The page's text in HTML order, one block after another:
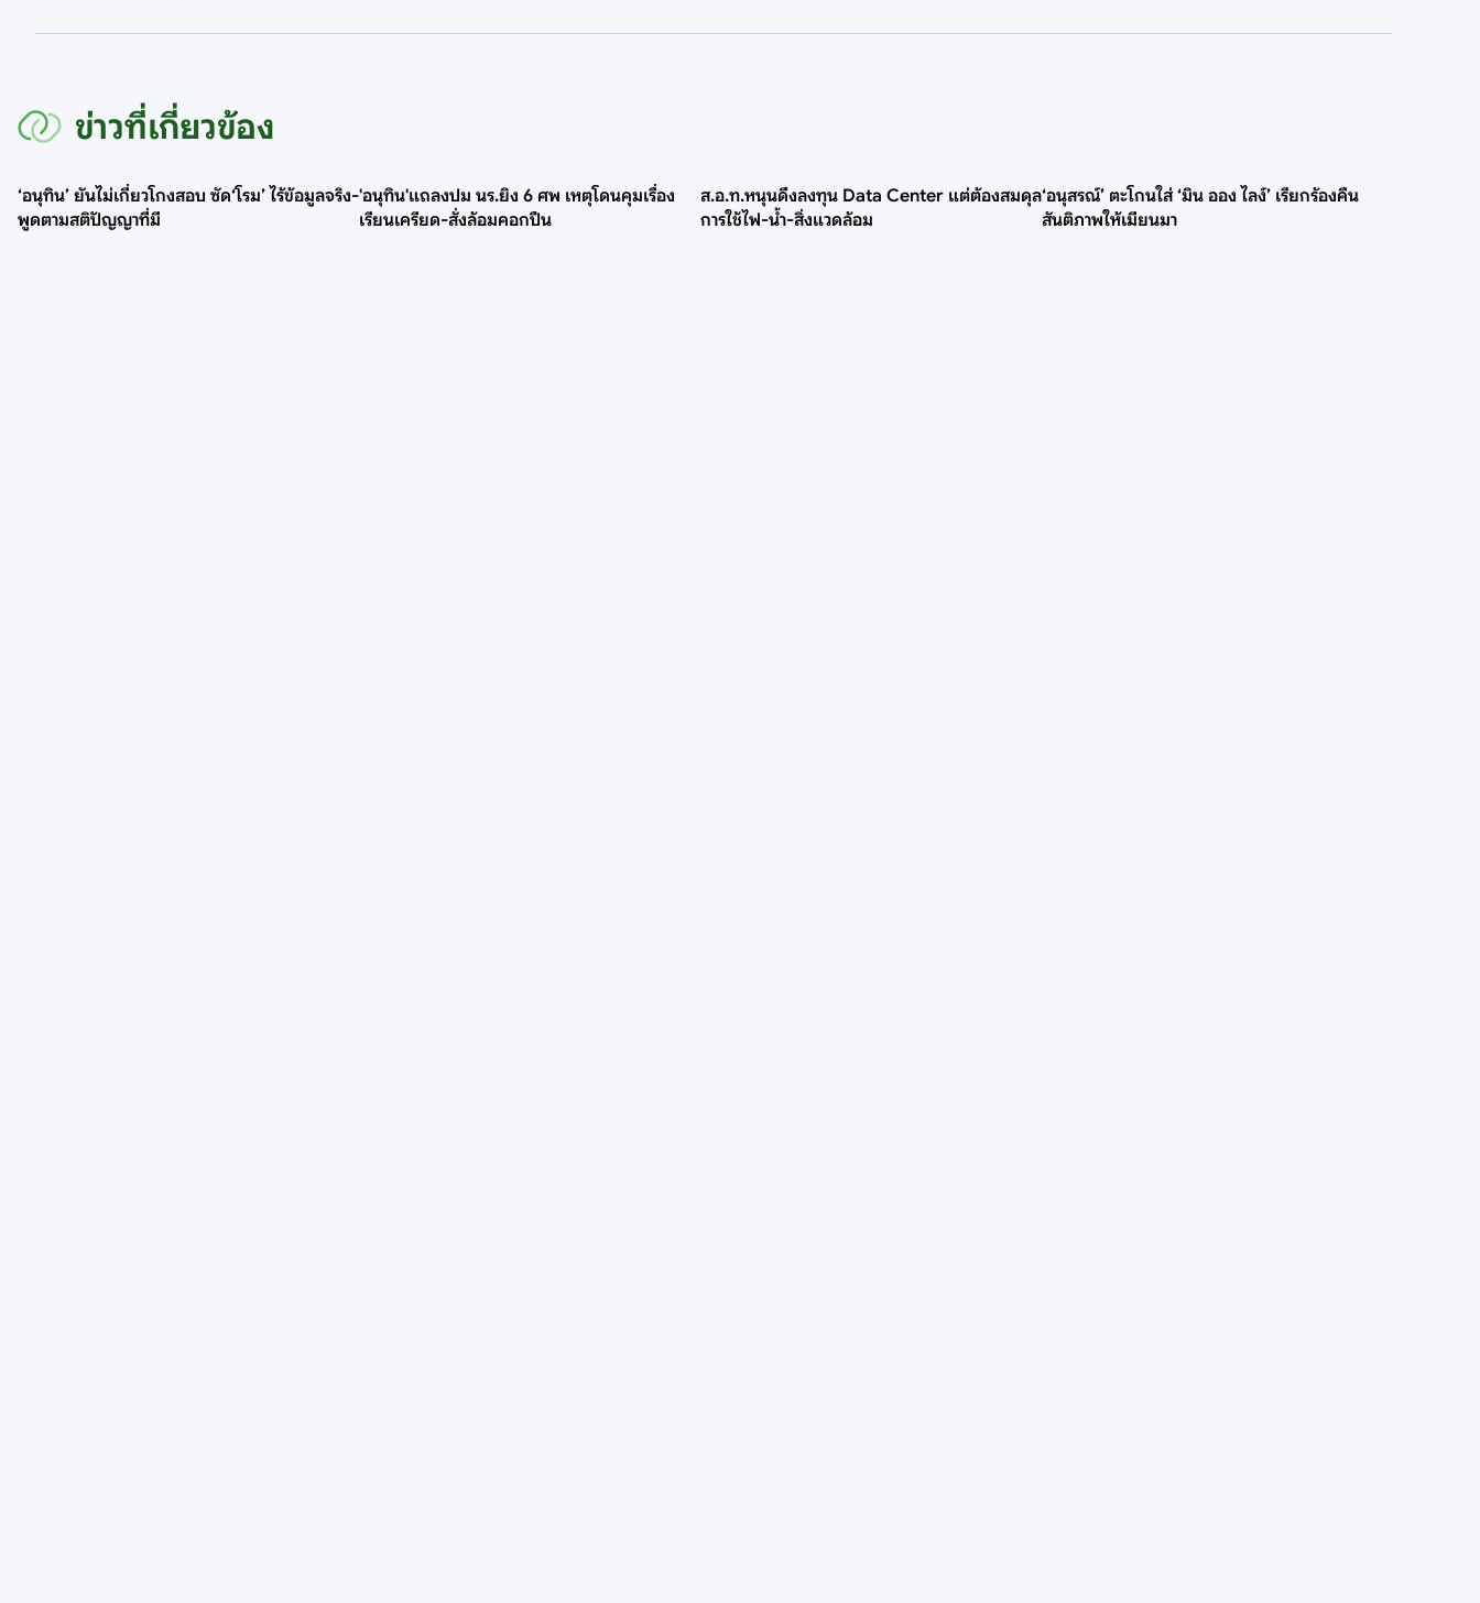
ข่าวที่เกี่ยวข้อง
‘อนุทิน’ ยันไม่เกี่ยวโกงสอบ ซัด‘โรม’ ไร้ข้อมูลจริง-
พูดตามสติปัญญาที่มี
'อนุทิน'แถลงปม นร.ยิง 6 ศพ เหตุโดนคุมเรื่อง
เรียนเครียด-สั่งล้อมคอกปืน
ส.อ.ท.หนุนดึงลงทุน Data Center แต่ต้องสมดุล
การใช้ไฟ-น้ำ-สิ่งแวดล้อม
‘อนุสรณ์’ ตะโกนใส่ ‘มิน ออง ไลง์’ เรียกร้องคืน
สันติภาพให้เมียนมา